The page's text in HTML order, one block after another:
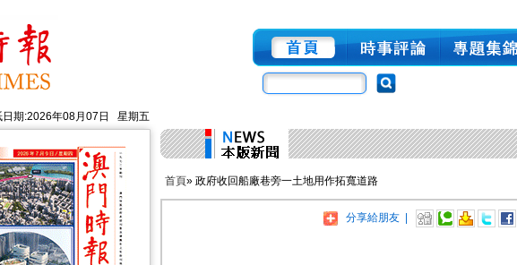
日期:2026年08月07日 星期五
首頁» 政府收回船廠巷旁一土地用作拓寬道路
分享給朋友 |